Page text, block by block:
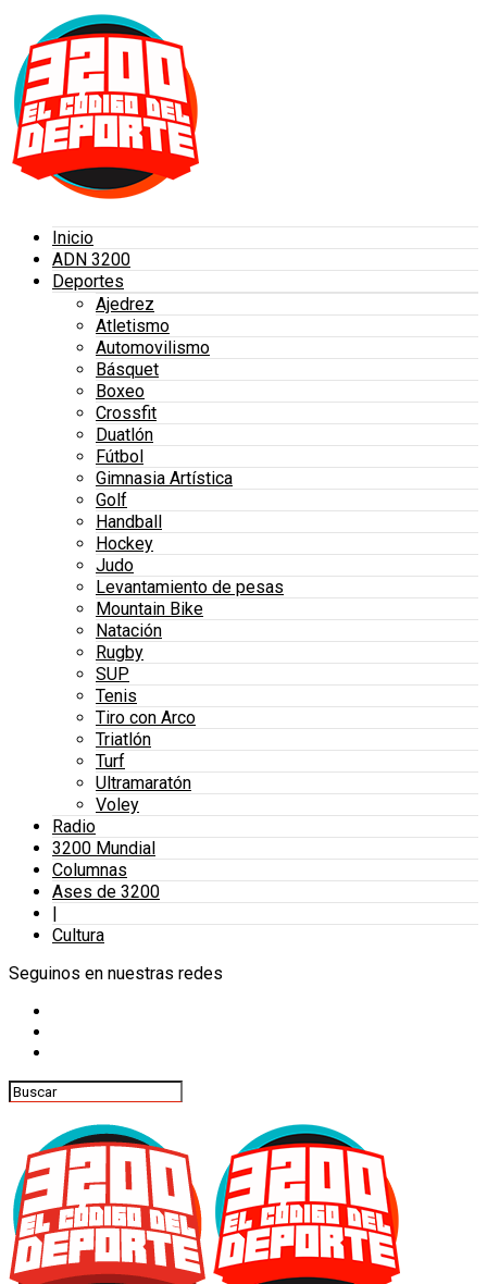
Inicio
ADN 3200
Deportes
Ajedrez
Atletismo
Automovilismo
Básquet
Boxeo
Crossfit
Duatlón
Fútbol
Gimnasia Artística
Golf
Handball
Hockey
Judo
Levantamiento de pesas
Mountain Bike
Natación
Rugby
SUP
Tenis
Tiro con Arco
Triatlón
Turf
Ultramaratón
Voley
Radio
3200 Mundial
Columnas
Ases de 3200
|
Cultura
Seguinos en nuestras redes